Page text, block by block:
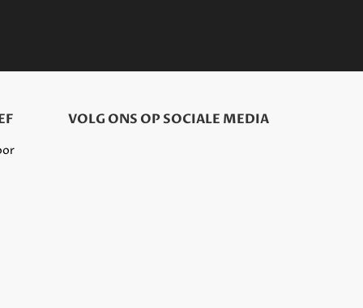
VOLG ONS OP SOCIALE MEDIA